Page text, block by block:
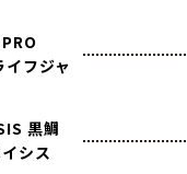
イフジャ
黒鯛
シス